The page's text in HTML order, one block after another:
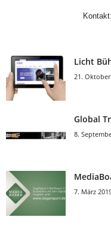
Kontakt:
Licht
21. Oktober
Global
8.
7. März